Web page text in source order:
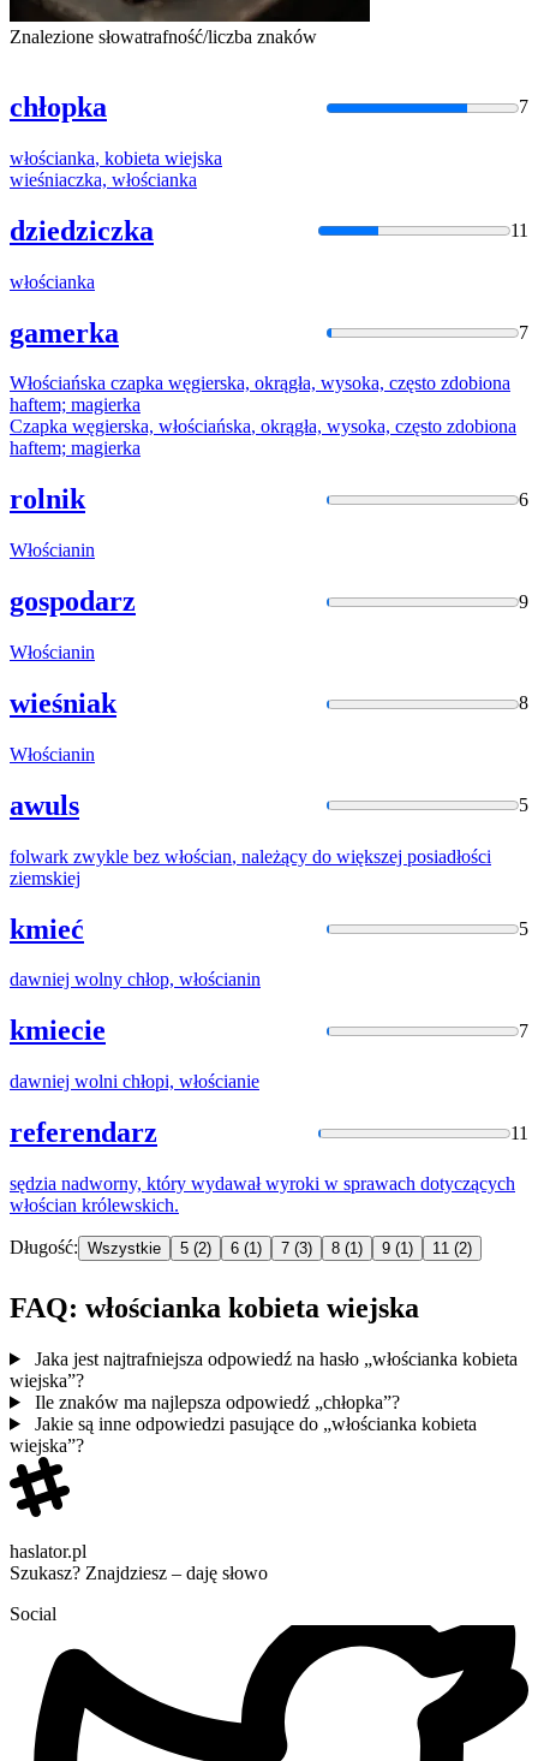
Znalezione słowatrafność/liczba znaków
chłopka 7
włościanka, kobieta wiejska
wieśniaczka, włościanka
dziedziczka 11
włościanka
gamerka 7
Włościańska czapka węgierska, okrągła, wysoka, często zdobiona
haftem; magierka
Czapka węgierska, włościańska, okrągła, wysoka, często zdobiona
haftem; magierka
rolnik 6
Włościanin
gospodarz 9
Włościanin
wieśniak 8
Włościanin
awuls 5
folwark zwykle bez włościan, należący do większej posiadłości
ziemskiej
kmieć 5
dawniej wolny chłop, włościanin
kmiecie 7
dawniej wolni chłopi, włościanie
referendarz 11
sędzia nadworny, który wydawał wyroki w sprawach dotyczących
włościan królewskich.
Długość: Wszystkie 5 (2) 6 (1) 7 (3) 8 (1) 9 (1) 11 (2)
FAQ: włościanka kobieta wiejska
Jaka jest najtrafniejsza odpowiedź na hasło „włościanka kobieta
wiejska”?
Ile znaków ma najlepsza odpowiedź „chłopka”?
Jakie są inne odpowiedzi pasujące do „włościanka kobieta
wiejska”?
haslator.pl
Szukasz? Znajdziesz – daję słowo
Social